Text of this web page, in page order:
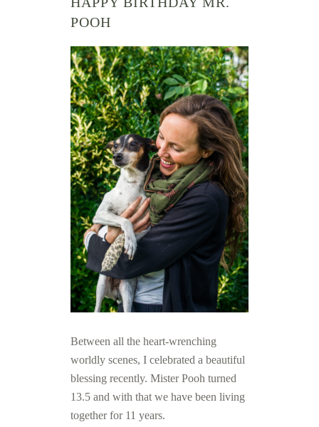
POOH
Between all the heart-wrenching
worldly scenes, I celebrated a beautiful
blessing recently. Mister Pooh turned
13.5 and with that we have been living
together for 11 years.